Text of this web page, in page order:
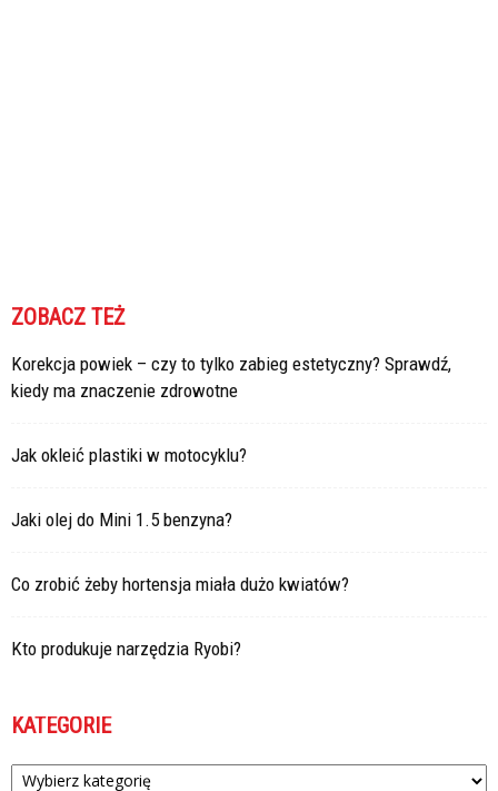
ZOBACZ TEŻ
Korekcja powiek – czy to tylko zabieg estetyczny? Sprawdź,
kiedy ma znaczenie zdrowotne
Jak okleić plastiki w motocyklu?
Jaki olej do Mini 1.5 benzyna?
Co zrobić żeby hortensja miała dużo kwiatów?
Kto produkuje narzędzia Ryobi?
KATEGORIE
Kategorie